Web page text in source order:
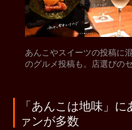
あんこやスイーツの投稿に
のグルメ投稿も。店選びの
「あんこは地味」
ァンが多数